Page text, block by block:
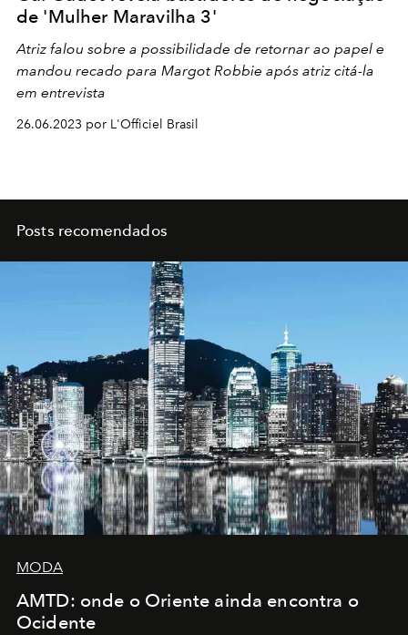
de 'Mulher Maravilha 3'
Atriz falou sobre a possibilidade de retornar ao papel e
mandou recado para Margot Robbie após atriz citá-la
em entrevista
26.06.2023 por L'Officiel Brasil
Posts recomendados
MODA
AMTD: onde o Oriente ainda encontra o
Ocidente